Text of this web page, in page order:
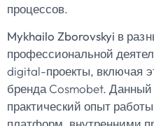
процессов.
Mykhailo Zborovskyi в
профессиональной
digital-проекты, включая
бренда Cosmobet.
практический опыт